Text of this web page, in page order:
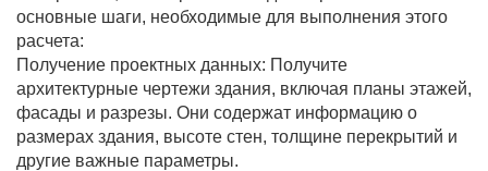
основные шаги, необходимые для выполнения этого
расчета:
Получение проектных данных: Получите
архитектурные чертежи здания, включая планы этажей,
фасады и разрезы. Они содержат информацию о
размерах здания, высоте стен, толщине перекрытий и
другие важные параметры.